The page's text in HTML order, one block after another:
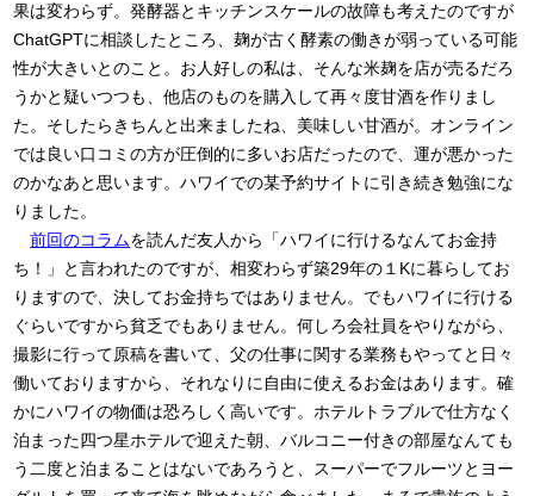
果は変わらず。発酵器とキッチンスケールの故障も考えたのですが
ChatGPTに相談したところ、麹が古く酵素の働きが弱っている可能
性が大きいとのこと。お人好しの私は、そんな米麹を店が売るだろ
うかと疑いつつも、他店のものを購入して再々度甘酒を作りまし
た。そしたらきちんと出来ましたね、美味しい甘酒が。オンライン
では良い口コミの方が圧倒的に多いお店だったので、運が悪かった
のかなあと思います。ハワイでの某予約サイトに引き続き勉強にな
りました。
前回のコラムを読んだ友人から「ハワイに行けるなんてお金持
ち！」と言われたのですが、相変わらず築29年の１Kに暮らしてお
りますので、決してお金持ちではありません。でもハワイに行ける
ぐらいですから貧乏でもありません。何しろ会社員をやりながら、
撮影に行って原稿を書いて、父の仕事に関する業務もやってと日々
働いておりますから、それなりに自由に使えるお金はあります。確
かにハワイの物価は恐ろしく高いです。ホテルトラブルで仕方なく
泊まった四つ星ホテルで迎えた朝、バルコニー付きの部屋なんても
う二度と泊まることはないであろうと、スーパーでフルーツとヨー